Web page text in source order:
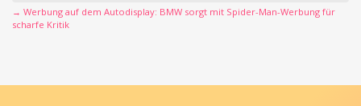
→ Werbung auf dem Autodisplay: BMW sorgt mit Spider-Man-Werbung für
scharfe Kritik